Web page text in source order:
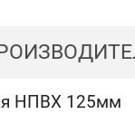
НПВХ 125мм